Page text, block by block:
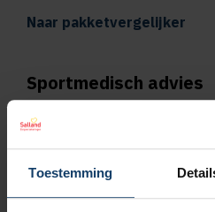
Toestemming
Naar pakketvergelijker
Sportmedisch advies
pakket Plus
Vergoeding tot